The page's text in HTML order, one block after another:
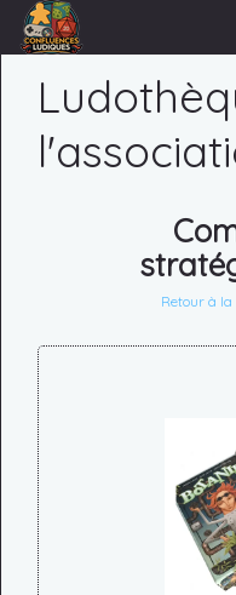
ADHÉRER
PARTENAIRES
PRESSE
CONTACT
CONNEXION
Retour à